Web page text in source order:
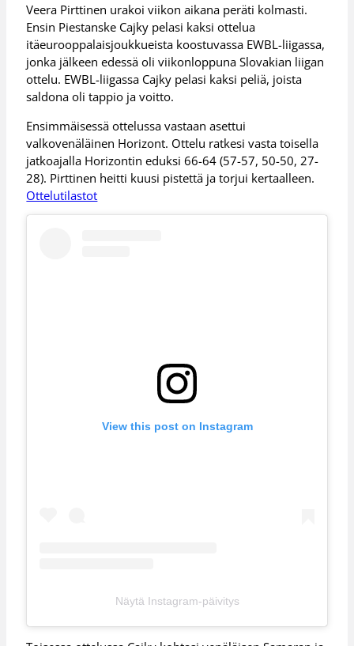
Veera Pirttinen urakoi viikon aikana peräti kolmasti.
Ensin Piestanske Cajky pelasi kaksi ottelua
itäeurooppalaisjoukkueista koostuvassa EWBL-liigassa,
jonka jälkeen edessä oli viikonloppuna Slovakian liigan
ottelu. EWBL-liigassa Cajky pelasi kaksi peliä, joista
saldona oli tappio ja voitto.
Ensimmäisessä ottelussa vastaan asettui
valkovenäläinen Horizont. Ottelu ratkesi vasta toisella
jatkoajalla Horizontin eduksi 66-64 (57-57, 50-50, 27-
28). Pirttinen heitti kuusi pistettä ja torjui kertaalleen.
Ottelutilastot
View this post on Instagram
Näytä Instagram-päivitys